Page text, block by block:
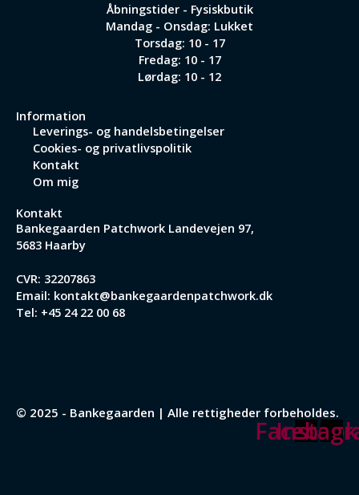
Åbningstider - Fysiskbutik
Mandag - Onsdag: Lukket
Torsdag: 10 - 17
Fredag: 10 - 17
Lørdag: 10 - 12
Information
Leverings- og handelsbetingelser
Cookies- og privatlivspolitik
Kontakt
Om mig
Kontakt
Bankegaarden Patchwork Landevejen 97,
5683 Haarby
CVR: 32207863
Email: kontakt@bankegaardenpatchwork.dk
Tel: +45 24 22 00 68
© 2025 - Bankegaarden | Alle rettigheder forbeholdes.
Facebook